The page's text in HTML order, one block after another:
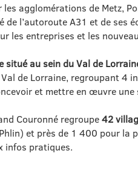
les agglomérations de Metz,
de l’autoroute A31 et de ses
les entreprises et les
situé au sein du Val de
Val de Lorraine, regroupant 4
et mettre en œuvre
Couronné regroupe42
et près de 1 400 pour la
infos pratiques.